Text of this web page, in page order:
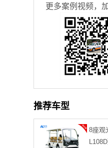
更多案例视频，
推荐车型
8座观
云南昆明 137****0277观